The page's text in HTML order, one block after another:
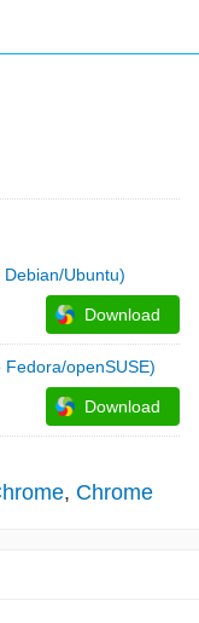
Ubuntu)
Download
openSUSE)
Download
Chrome